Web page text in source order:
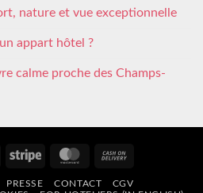
nature et vue exceptionnelle
appart hôtel ?
calme proche des Champs-
Stripe MasterCard
Delivery
PRESSE CONTACT
CGV